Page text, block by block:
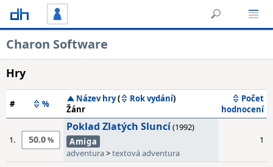
Charon Software
Hry
# % Název hry( Rok vydání)
Žánr
Počet
hodnocení
1. 50.0
Poklad Zlatých Sluncí(1992)
Amiga
adventura>textová adventura
1